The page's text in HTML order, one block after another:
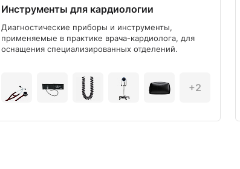
Инструменты для кардиологии
Диагностические приборы и инструменты,
применяемые в практике врача-кардиолога, для
оснащения специализированных отделений.
+2